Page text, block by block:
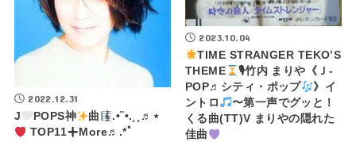
2022.12.31
J
POPS神 曲
.•¨•.¸¸♬⋆
TOP11
More♬.*ﾟ
2023.10.04
TIME STRANGER TEKO’S
THEME
🎙竹内 まりや《Ｊ-
POP♬シティ・ポップ
》イ
ントロ
〜第一声でグッと！
くる曲(TT)V まりやの隠れた
佳曲